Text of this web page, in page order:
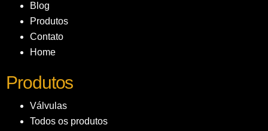
Blog
Produtos
Contato
Home
Produtos
Válvulas
Todos os produtos